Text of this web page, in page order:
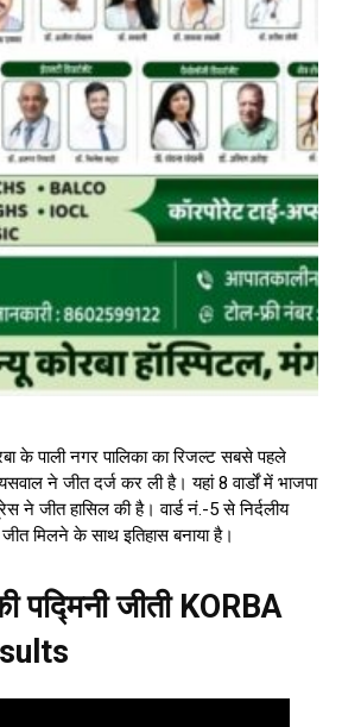
के पाली नगर पालिका का रिजल्ट सबसे पहले
ने जीत दर्ज कर ली है। यहां 8 वार्डों में भाजपा
ने जीत हासिल की है। वार्ड नं.-5 से निर्दलीय
मिलने के साथ इतिहास बनाया है।
पद्मिनी जीती KORBA